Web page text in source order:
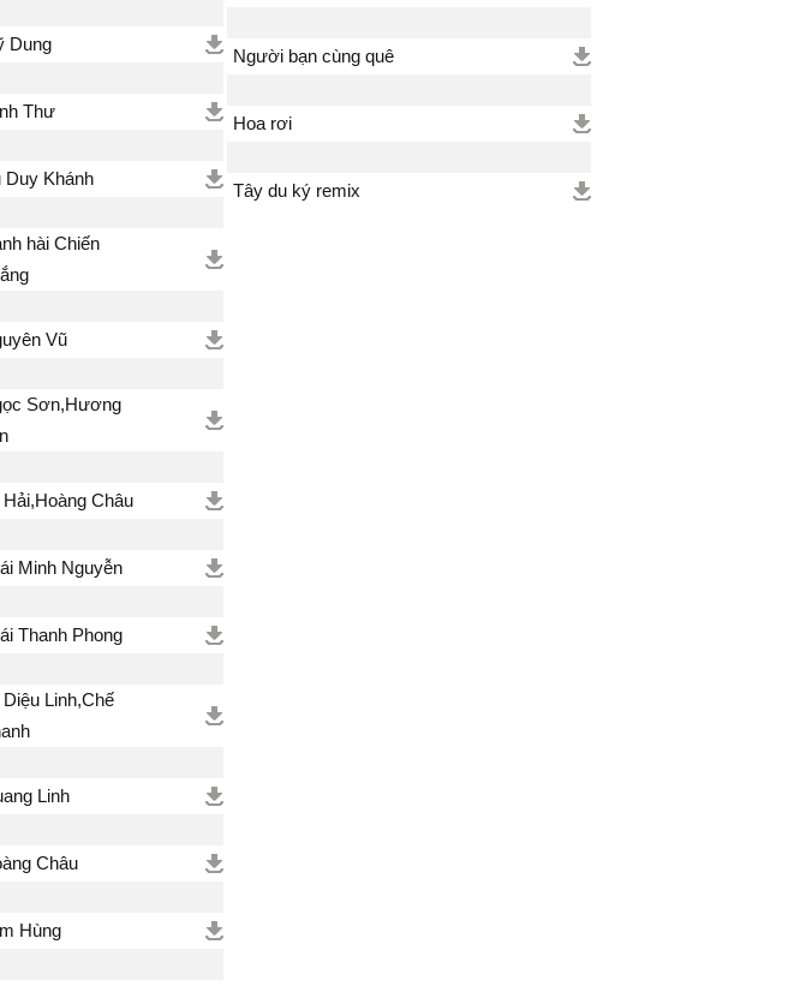
Dung
Thư
Duy Khánh
hài Chiến
Vũ
Sơn,Hương
Hải,Hoàng Châu
Minh Nguyễn
Thanh Phong
Diệu Linh,Chế
Linh
Châu
Hùng
Người bạn cùng quê
Hoa rơi
Tây du ký remix